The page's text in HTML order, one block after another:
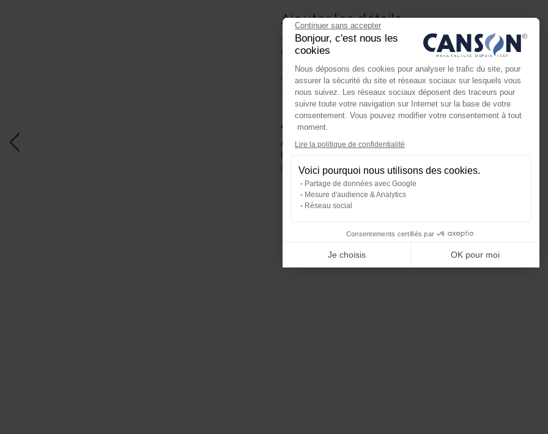
​Ajouter les détails
Ajoutez les créneaux des tours et agrémentez la colline de
quelques détails.
Ajoutez les meurtrières sur les tours et dessinez la porte
« pont-levis ».
Ajoutez, sur la colline un petit chemin.
Ajouter la couleur
Ajoutez des couleurs selon votre gout.
Pour rendre la scène plus réaliste, vous pouvez par exemple
ajouter des oiseaux dans le ciel ou un soldat sur le chemin !
Continuer sans accepter
Bonjour, c'est nous les
cookies
Nous déposons des cookies pour analyser le trafic du site, pour
assurer la sécurité du site et réseaux sociaux sur lesquels vous
nous suivez. Les réseaux sociaux déposent des traceurs pour
suivre toute votre navigation sur Internet sur la base de votre
consentement. Vous pouvez modifier votre consentement à tout
moment.
Lire la politique de confidentialité
Voici pourquoi nous utilisons des cookies.
Partage de données avec Google
Mesure d'audience & Analytics
Réseau social
Consentements certifiés par
Je choisis OK pour moi
Axeptio consent
Notre plateforme vous permet